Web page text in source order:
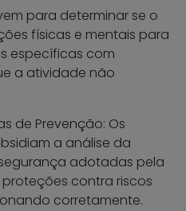
para determinar se o
físicas e mentais para
específicas com
a atividade não
de Prevenção: Os
a análise da
adotadas pela
contra riscos
corretamente.